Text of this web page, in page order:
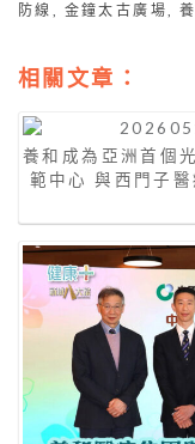
防線 , 金鐘太古廣場,
相關文章：
養和成為亞洲首個
範中心 與西門子